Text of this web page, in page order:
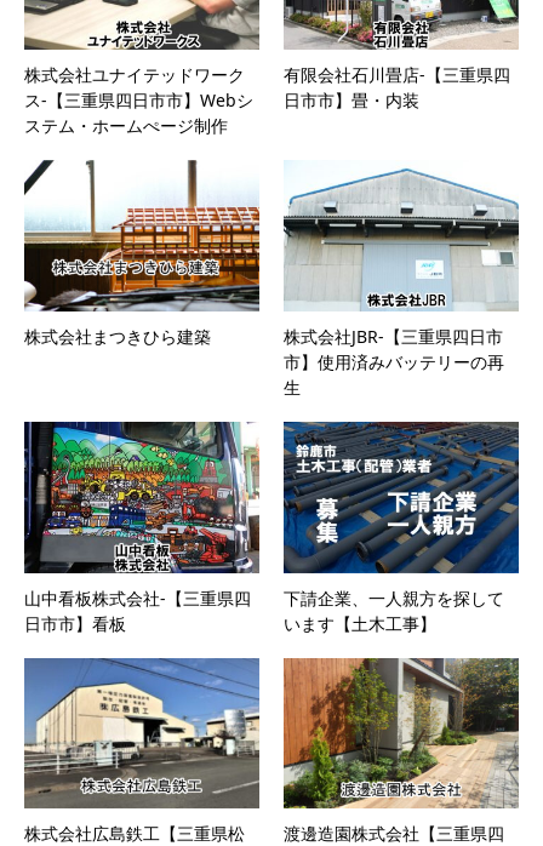
株式会社ユナイテッドワーク
ス-【三重県四日市市】Webシ
ステム・ホームぺージ制作
有限会社石川畳店-【三重県四
日市市】畳・内装
株式会社まつきひら建築
株式会社JBR-【三重県四日市
市】使用済みバッテリーの再
生
山中看板株式会社-【三重県四
日市市】看板
下請企業、一人親方を探して
います【土木工事】
株式会社広島鉄工【三重県松
渡邊造園株式会社【三重県四